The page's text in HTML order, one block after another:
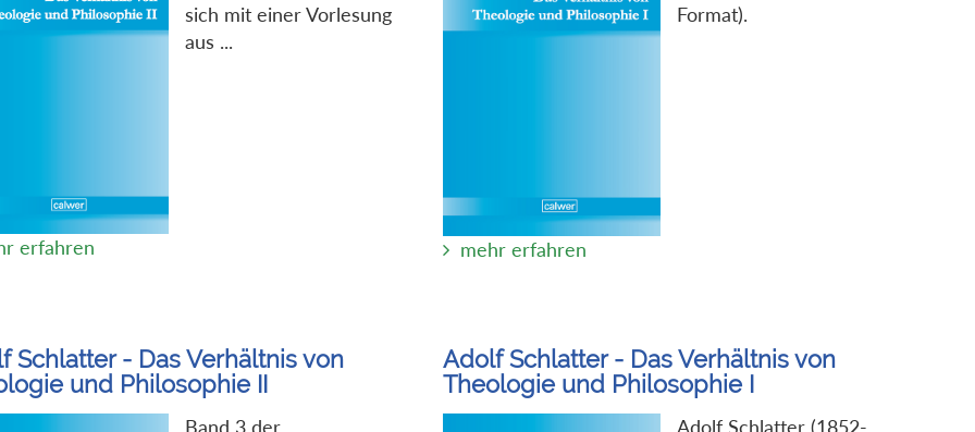
sich mit einer Vorlesung
aus ...
erfahren
Format).
mehr erfahren
Schlatter - Das Verhältnis von
und Philosophie II
Band 3 der
Adolf Schlatter - Das Verhältnis von
Theologie und Philosophie I
Adolf Schlatter (1852-